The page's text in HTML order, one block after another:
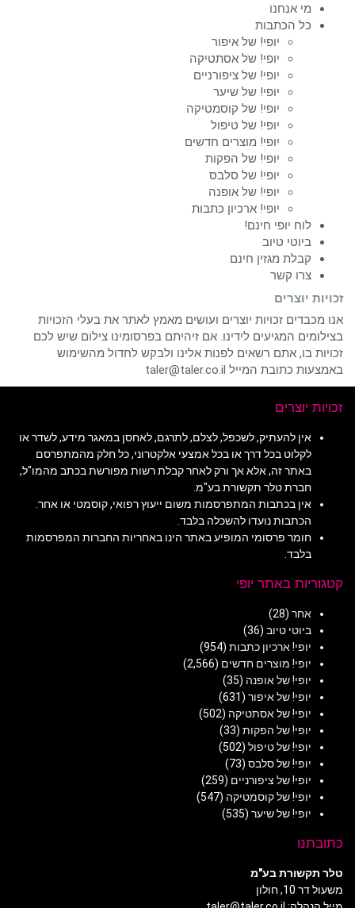
מי אנחנו
כל הכתבות
יופי! של איפור
יופי! של אסתטיקה
יופי! של ציפורניים
יופי! של שיער
יופי! של קוסמטיקה
יופי! של טיפול
יופי! מוצרים חדשים
יופי! של הפקות
יופי! של סלבס
יופי! של אופנה
יופי! ארכיון כתבות
לוח יופי חינם!
ביוטי טיוב
קבלת מגזין חינם
צרו קשר
זכויות יוצרים
אנו מכבדים זכויות יוצרים ועושים מאמץ לאתר את בעלי הזכויות
בצילומים המגיעים לידינו. אם זיהיתם בפרסומינו צילום שיש לכם
זכויות בו, אתם רשאים לפנות אלינו ולבקש לחדול מהשימוש
באמצעות כתובת המייל taler@taler.co.il
זכויות יוצרים
אין להעתיק, לשכפל, לצלם, לתרגם, לאחסן במאגר מידע, לשדר או
לקלוט בכל דרך או בכל אמצעי אלקטרוני, כל חלק מהמתפרסם
באתר זה, אלא אך ורק לאחר קבלת רשות מפורשת בכתב מהמו"ל,
חברת טלר תקשורת בע"מ.
אין בכתבות המתפרסמות משום ייעוץ רפואי, קוסמטי או אחר.
הכתבות נועדו להשכלה בלבד.
חומר פרסומי המופיע באתר הינו באחריות החברות המפרסמות
בלבד.
קטגוריות באתר יופי
אחר (28)
ביוטי טיוב (36)
יופי! ארכיון כתבות (954)
יופי! מוצרים חדשים (2,566)
יופי! של אופנה (35)
יופי! של איפור (631)
יופי! של אסתטיקה (502)
יופי! של הפקות (33)
יופי! של טיפול (502)
יופי! של סלבס (73)
יופי! של ציפורניים (259)
יופי! של קוסמטיקה (547)
יופי! של שיער (535)
כתובתנו
טלר תקשורת בע"מ
משעול דר 10, חולון